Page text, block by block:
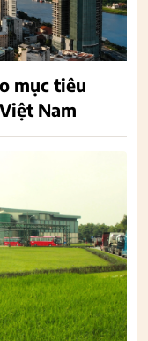
mục tiêu
Nam